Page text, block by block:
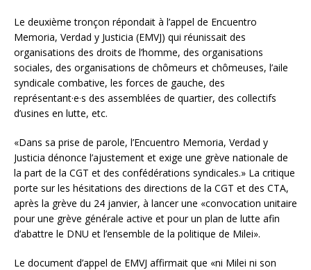
Le deuxième tronçon répondait à l’appel de Encuentro
Memoria, Verdad y Justicia (EMVJ) qui réunissait des
organisations des droits de l’homme, des organisations
sociales, des organisations de chômeurs et chômeuses, l’aile
syndicale combative, les forces de gauche, des
représentant·e·s des assemblées de quartier, des collectifs
d’usines en lutte, etc.
«Dans sa prise de parole, l’Encuentro Memoria, Verdad y
Justicia dénonce l’ajustement et exige une grève nationale de
la part de la CGT et des confédérations syndicales.» La critique
porte sur les hésitations des directions de la CGT et des CTA,
après la grève du 24 janvier, à lancer une «convocation unitaire
pour une grève générale active et pour un plan de lutte afin
d’abattre le DNU et l’ensemble de la politique de Milei».
Le document d’appel de EMVJ affirmait que «ni Milei ni son